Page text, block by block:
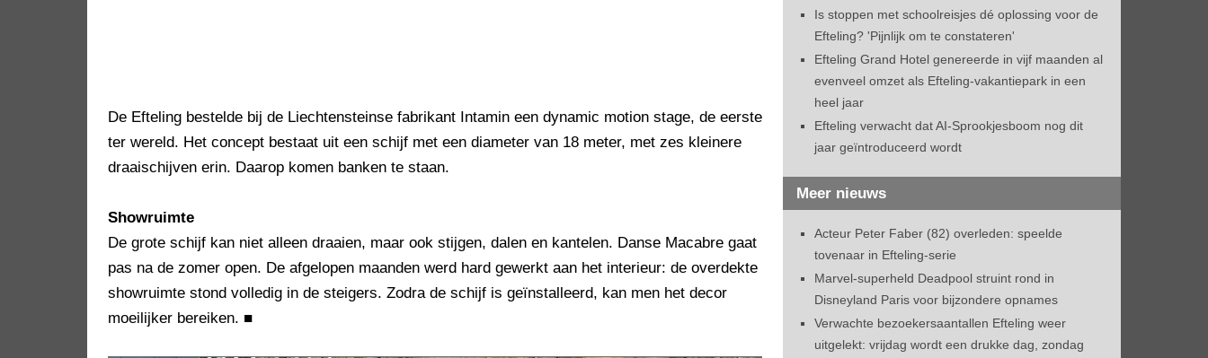
De Efteling bestelde bij de Liechtensteinse fabrikant Intamin een dynamic motion stage, de eerste
ter wereld. Het concept bestaat uit een schijf met een diameter van 18 meter, met zes kleinere
draaischijven erin. Daarop komen banken te staan.
Showruimte
De grote schijf kan niet alleen draaien, maar ook stijgen, dalen en kantelen. Danse Macabre gaat
pas na de zomer open. De afgelopen maanden werd hard gewerkt aan het interieur: de overdekte
showruimte stond volledig in de steigers. Zodra de schijf is geïnstalleerd, kan men het decor
moeilijker bereiken. ■
Is stoppen met schoolreisjes dé oplossing voor de
Efteling? 'Pijnlijk om te constateren'
Efteling Grand Hotel genereerde in vijf maanden al
evenveel omzet als Efteling-vakantiepark in een
heel jaar
Efteling verwacht dat AI-Sprookjesboom nog dit
jaar geïntroduceerd wordt
Meer nieuws
Acteur Peter Faber (82) overleden: speelde
tovenaar in Efteling-serie
Marvel-superheld Deadpool struint rond in
Disneyland Paris voor bijzondere opnames
Verwachte bezoekersaantallen Efteling weer
uitgelekt: vrijdag wordt een drukke dag, zondag